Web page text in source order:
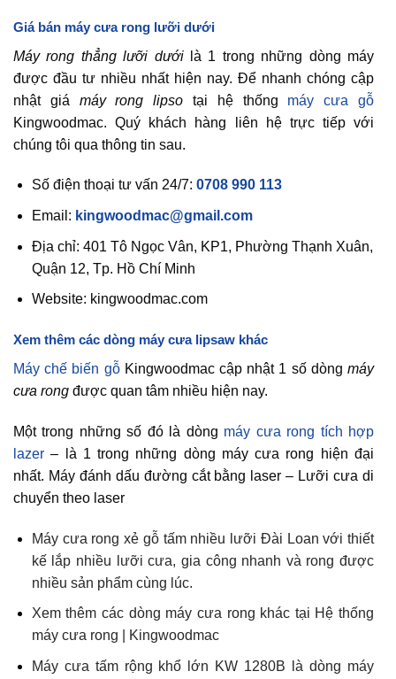
Giá bán máy cưa rong lưỡi dưới
Máy rong thẳng lưỡi dướilà 1 trong những dòng máy
được đầu tư nhiều nhất hiện nay. Để nhanh chóng cập
nhật giá máy rong lipso tại hệ thống máy cưa gỗ
Kingwoodmac. Quý khách hàng liên hệ trực tiếp với
chúng tôi qua thông tin sau.
Số điện thoại tư vấn 24/7: 0708 990 113
Email: kingwoodmac@gmail.com
Địa chỉ: 401 Tô Ngọc Vân, KP1, Phường Thạnh Xuân,
Quận 12, Tp. Hồ Chí Minh
Website: kingwoodmac.com
Xem thêm các dòng máy cưa lipsaw khác
Máy chế biến gỗKingwoodmac cập nhật 1 số dòngmáy
cưa rong được quan tâm nhiều hiện nay.
Một trong những số đó là dòng máy cưa rong tích hợp
lazer – là 1 trong những dòng máy cưa rong hiện đại
nhất. Máy đánh dấu đường cắt bằng laser – Lưỡi cưa di
chuyển theo laser
Máy cưa rong xẻ gỗ tấm nhiều lưỡi Đài Loan với thiết
kế lắp nhiều lưỡi cưa, gia công nhanh và rong được
nhiều sản phẩm cùng lúc.
Xem thêm các dòng máy cưa rong khác tại Hệ thống
máy cưa rong | Kingwoodmac
Máy cưa tấm rộng khổ lớn KW 1280B là dòng máy